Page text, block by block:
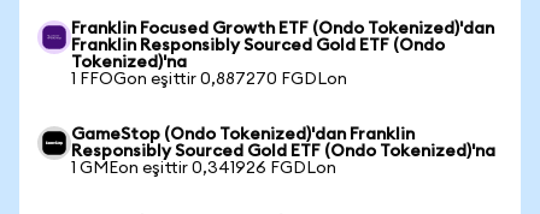
Franklin Focused Growth ETF (Ondo Tokenized)'dan
Franklin Responsibly Sourced Gold ETF (Ondo
Tokenized)'na
1 FFOGon eşittir 0,887270 FGDLon
GameStop (Ondo Tokenized)'dan Franklin
Responsibly Sourced Gold ETF (Ondo Tokenized)'na
1 GMEon eşittir 0,341926 FGDLon